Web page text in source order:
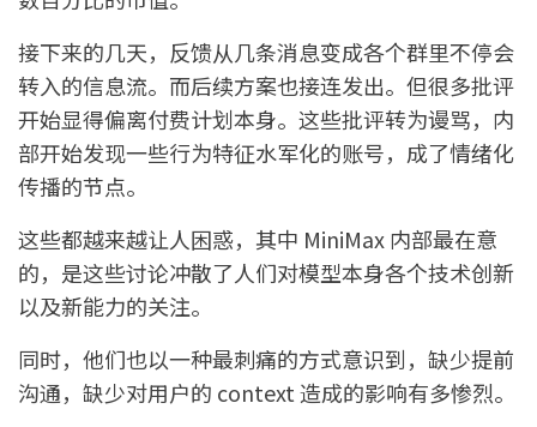
接下来的几天，反馈从几条消息变成各个群里不停会
转入的信息流。而后续方案也接连发出。但很多批评
开始显得偏离付费计划本身。这些批评转为谩骂，内
部开始发现一些行为特征水军化的账号，成了情绪化
传播的节点。
这些都越来越让人困惑，其中 MiniMax 内部最在意
的，是这些讨论冲散了人们对模型本身各个技术创新
以及新能力的关注。
同时，他们也以一种最刺痛的方式意识到，缺少提前
沟通，缺少对用户的 context 造成的影响有多惨烈。